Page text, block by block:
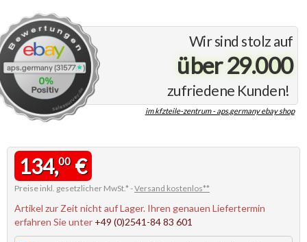
Wir sind stolz auf
über 29.000
zufriedene Kunden!
im kfzteile-zentrum - aps.germany ebay shop
134,00€
Preise inkl. gesetzlicher MwSt.* -Versand kostenlos**
Artikel zur Zeit nicht auf Lager. Ihren genauen Liefertermin
erfahren Sie unter +49 (0)2541-84 83 601